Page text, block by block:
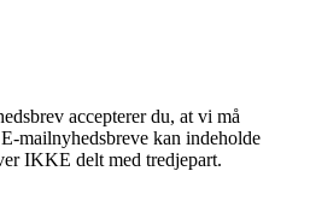
accepterer du, at vi må
mailnyhedsbreve kan indeholde
IKKE delt med tredjepart.